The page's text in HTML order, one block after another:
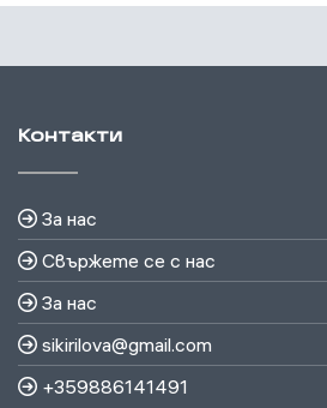
Контакти
За нас
Свържете се с нас
За нас
sikirilova@gmail.com
+359886141491